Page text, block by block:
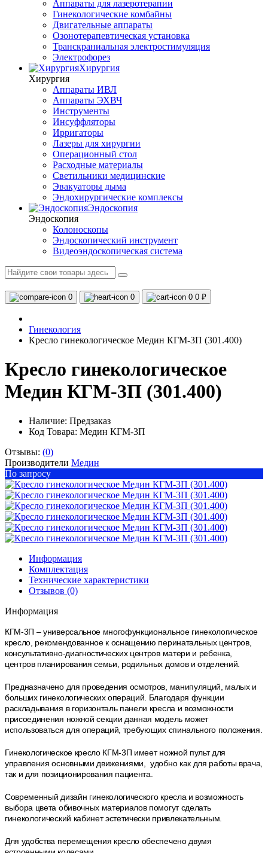
Аппараты для лазеротерапии
Гинекологические комбайны
Двигательные аппараты
Озонотерапевтическая установка
Транскраниальная электростимуляция
Электрофорез
Хирургия
Хирургия
Аппараты ИВЛ
Аппараты ЭХВЧ
Инструменты
Инсуффляторы
Ирригаторы
Лазеры для хирургии
Операционный стол
Расходные материалы
Светильники медицинские
Эвакуаторы дыма
Эндохирургические комплексы
Эндоскопия
Эндоскопия
Колоноскопы
Эндоскопический инструмент
Видеоэндоскопическая система
0 0 0 0 ₽
Гинекология
Кресло гинекологическое Медин КГМ-3П (301.400)
Кресло гинекологическое
Медин КГМ-3П (301.400)
Наличие: Предзаказ
Код Товара: Медин КГМ-3П
Отзывы: (0)
Производители Медин
По запросу
Информация
Комплектация
Технические характеристики
Отзывов (0)
Информация
КГМ-3П – универсальное многофункциональное гинекологическое
кресло, рекомендованное к оснащению перинатальных центров,
консультативно-диагностических центров матери и ребенка,
центров планирования семьи, родильных домов и отделений.
Предназначено для проведения осмотров, манипуляций, малых и
больших гинекологических операций. Благодаря функции
раскладывания в горизонталь панели кресла и возможности
присоединения ножной секции данная модель может
использоваться для операций, требующих спинального положения.
Гинекологическое кресло КГМ-3П имеет ножной пульт для
управления основными движениями, удобно как для работы врача,
так и для позиционирования пациента.
Современный дизайн гинекологического кресла и возможность
выбора цвета обивочных материалов помогут сделать
гинекологический кабинет эстетически привлекательным.
Для удобства перемещения кресло обеспечено двумя